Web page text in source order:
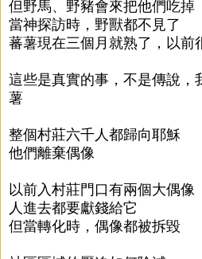
但野馬、野豬會來把他們吃掉
當神探訪時，野獸都不見了
蕃薯現在三個月就熟了，以前
這些是真實的事，不是傳說，
薯
整個村莊六千人都歸向耶穌
他們離棄偶像
以前入村莊門口有兩個大偶像
人進去都要獻錢給它
但當轉化時，偶像都被拆毀